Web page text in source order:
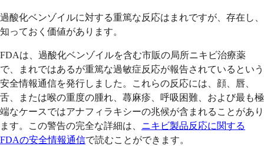
過酸化ベンゾイルに対する重篤な反応はまれですが、存在し、
知っておく価値があります。
FDAは、過酸化ベンゾイルを含む市販の局所ニキビ治療薬
で、まれではあるが重篤な過敏症反応が報告されているという
安全情報通信を発行しました。これらの反応には、顔、唇、
舌、または喉の重度の腫れ、蕁麻疹、呼吸困難、および最も極
端なケースではアナフィラキシーの兆候が含まれることがあり
ます。この警告の完全な詳細は、 ニキビ製品反応に関する
FDAの安全情報通信で読むことができます。